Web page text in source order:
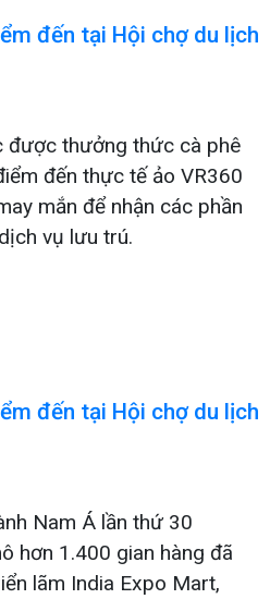
đến tại Hội chợ du lịch
được thưởng thức cà phê
đến thực tế ảo VR360
mắn để nhận các phần
vụ lưu trú.
đến tại Hội chợ du lịch
Nam Á lần thứ 30
hơn 1.400 gian hàng đã
lãm India Expo Mart,